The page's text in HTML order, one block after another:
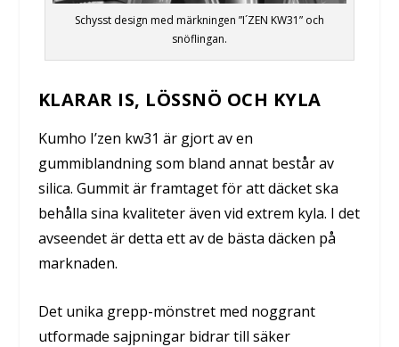
Schysst design med märkningen ”I´ZEN KW31” och
snöflingan.
KLARAR IS, LÖSSNÖ OCH KYLA
Kumho I’zen kw31 är gjort av en
gummiblandning som bland annat består av
silica. Gummit är framtaget för att däcket ska
behålla sina kvaliteter även vid extrem kyla. I det
avseendet är detta ett av de bästa däcken på
marknaden.
Det unika grepp-mönstret med noggrant
utformade sajpningar bidrar till säker